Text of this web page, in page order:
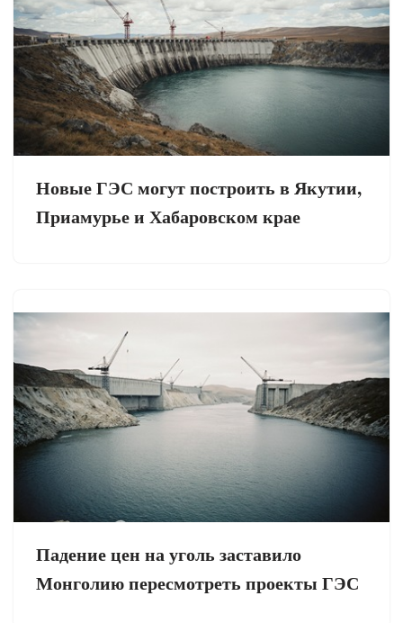
Новые ГЭС могут построить в Якутии,
Приамурье и Хабаровском крае
Падение цен на уголь заставило
Монголию пересмотреть проекты ГЭС